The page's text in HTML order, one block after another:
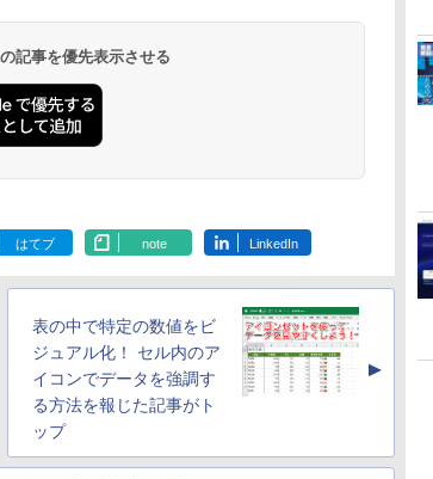
- ミッ
アイテ
【オンラ
| オン
2024(最新 永続版)|オ
ンラインコード
10/mac対応|PC2台
￥39,582
フト): Java & Bedrock
Edition | オンラインコ
￥3,600
初心者
使い方
作成に
のため
ング入
出す プロンプトの言
葉 AI画像生成シリー
Labo)
￥480
ードウェア・市販ソフ
トウェアのパーフェク
レータ紹介
￥1,600
スプレ
ライ
なし、
トレージ、防水、7イ
ンチカラーディスプ
ト、最大8週間持続バ
し、ブラック (2025
年発売)
￥31,980
インチカラーディスプ
レイ、64GBストレー
明るさ自動調整、色調
調節ライト、プレミア
ムペン付き、グラファ
イト
￥115,980
記事を優先表示させる
はてブ note LinkedIn
表の中で特定の数値をビ
ジュアル化！ セル内のア
イコンでデータを強調す
る方法を報じた記事がト
ップ
▲